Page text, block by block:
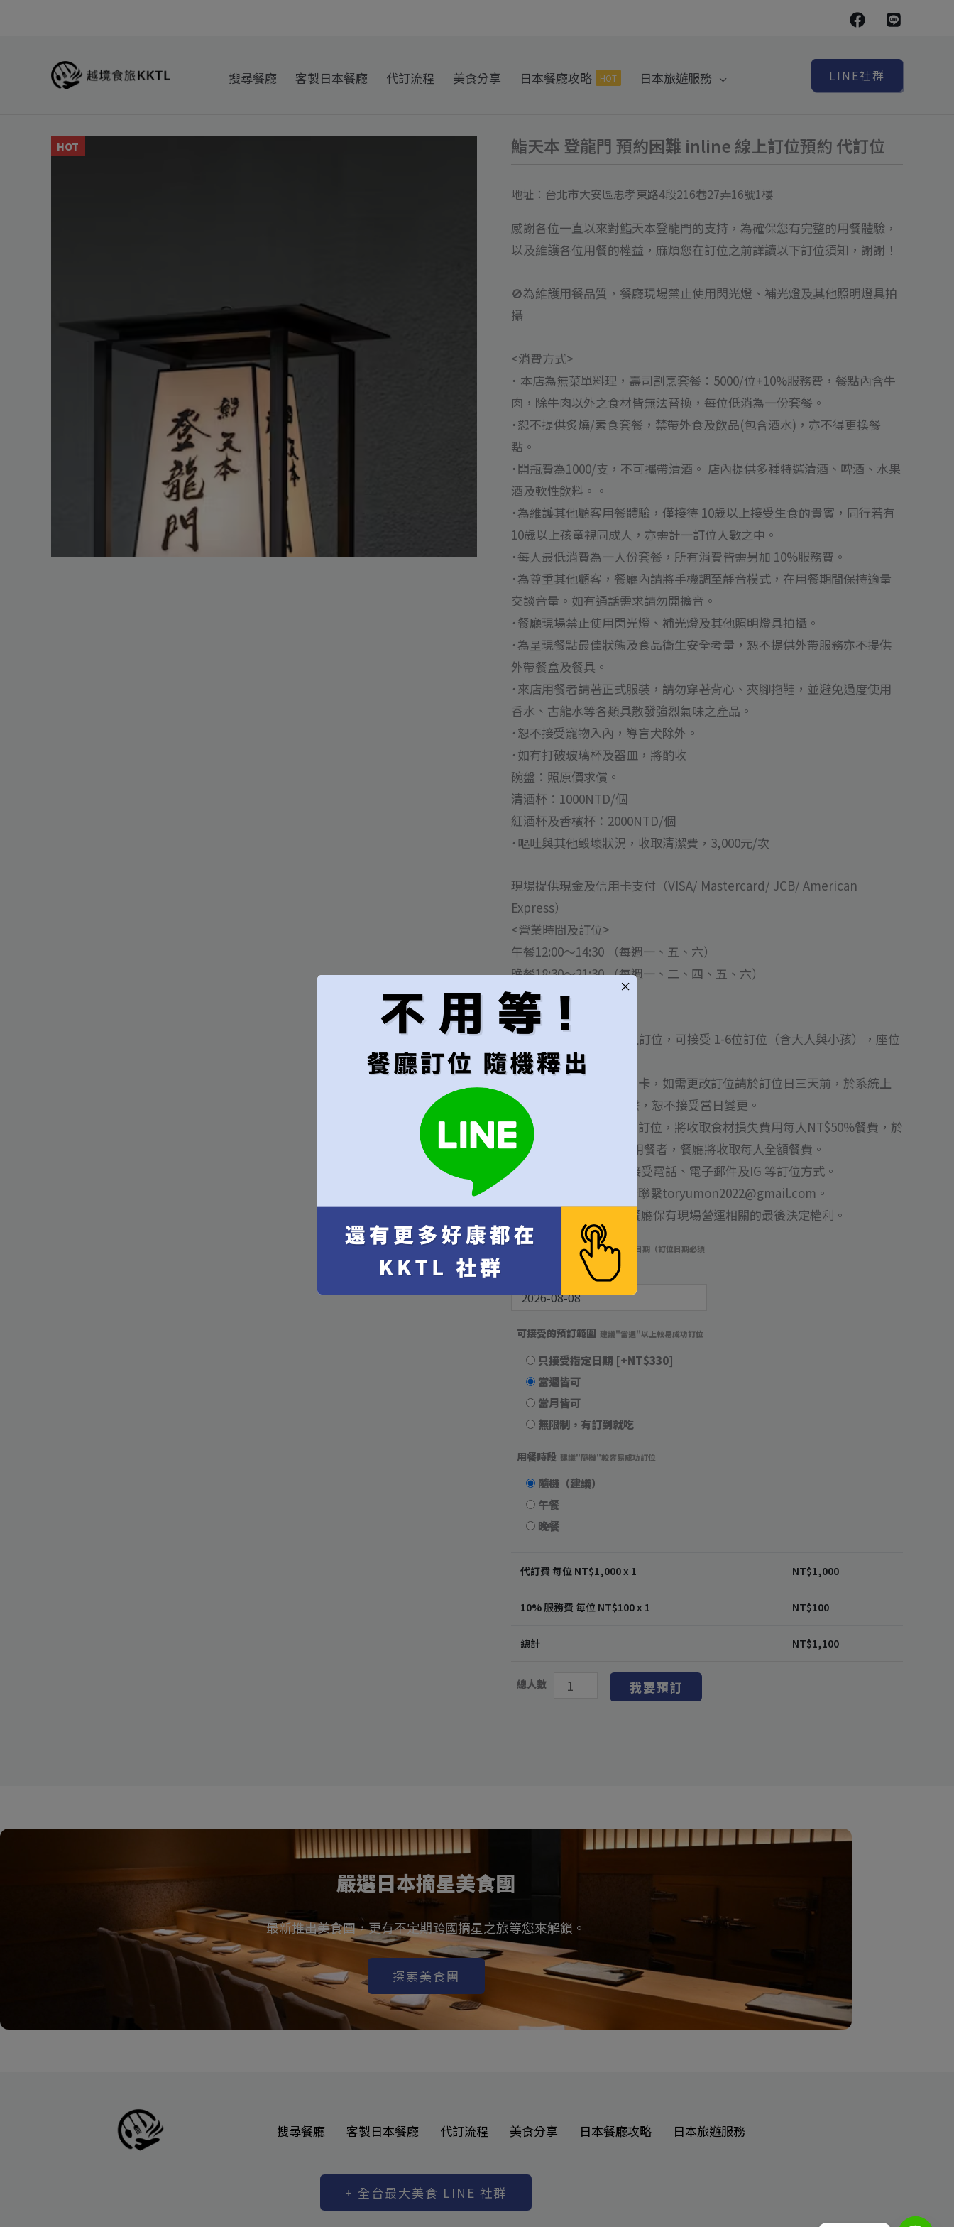
搜尋餐廳 客製日本餐廳 代訂流程 美食分享 日本餐廳攻略 HOT 日本旅遊服務 LINE社群
HOT 鮨天本 登龍門 預約困難 inline 線上訂位預約 代訂位
地址：台北市大安區忠孝東路4段216巷27弄16號1樓
感謝各位一直以來對鮨天本登龍門的支持，為確保您有完整的用餐體驗，
以及維護各位用餐的權益，麻煩您在訂位之前詳讀以下訂位須知，謝謝！
🚫為維護用餐品質，餐廳現場禁止使用閃光燈、補光燈及其他照明燈具拍
攝
<消費方式>
˙ 本店為無菜單料理，壽司割烹套餐：5000/位+10%服務費，餐點內含牛
肉，除牛肉以外之食材皆無法替換，每位低消為一份套餐。
˙恕不提供炙燒/素食套餐，禁帶外食及飲品(包含酒水)，亦不得更換餐
點。
˙開瓶費為1000/支，不可攜帶清酒。 店內提供多種特選清酒、啤酒、水果
酒及軟性飲料。。
˙為維護其他顧客用餐體驗，僅接待 10歲以上接受生食的貴賓，同行若有
10歲以上孩童視同成人，亦需計一訂位人數之中。
˙每人最低消費為一人份套餐，所有消費皆需另加 10%服務費。
˙為尊重其他顧客，餐廳內請將手機調至靜音模式，在用餐期間保持適量
交談音量。如有通話需求請勿開擴音。
˙餐廳現場禁止使用閃光燈、補光燈及其他照明燈具拍攝。
˙為呈現餐點最佳狀態及食品衛生安全考量，恕不提供外帶服務亦不提供
外帶餐盒及餐具。
˙來店用餐者請著正式服裝，請勿穿著背心、夾腳拖鞋，並避免過度使用
香水、古龍水等各類具散發強烈氣味之產品。
˙恕不接受寵物入內，導盲犬除外。
˙如有打破玻璃杯及器皿，將酌收
碗盤：照原價求償。
清酒杯：1000NTD/個
紅酒杯及香檳杯：2000NTD/個
˙嘔吐與其他毀壞狀況，收取清潔費，3,000元/次
現場提供現金及信用卡支付（VISA/ Mastercard/ JCB/ American
Express）
<營業時間及訂位>
午餐12:00～14:30 （每週一、五、六）
晚餐18:30～21:30 （每週一、二、四、五、六）
每週三，日固定公休
˙本餐廳接受30日內線上訂位，可接受 1-6位訂位（含大人與小孩），座位
依現場狀況安排調整。
˙訂位時須預先綁定信用卡，如需更改訂位請於訂位日三天前，於系統上
更動或Email與餐廳聯繫，恕不接受當日變更。
˙於用餐一～三日前取消訂位，將收取食材損失費用每人NT$50%餐費，於
當日臨時取消、未抵達用餐者，餐廳將收取每人全額餐費。
˙ 僅開放線上訂位，不接受電話、電子郵件及IG 等訂位方式。
˙訂位取消扣款事宜，請聯繫toryumon2022@gmail.com。
˙未盡事項或變更， 本餐廳保有現場營運相關的最後決定權利。
首選用餐日期
第一優先的訂位日期（訂位日期必須
大於15天以上，15天內請勿下單）
可接受的預訂範圍 建議"當週"以上較易成功訂位
只接受指定日期 [+NT$330]
當週皆可
當月皆可
無限制，有訂到就吃
用餐時段 建議"隨機"較容易成功訂位
隨機（建議）
午餐
晚餐
代訂費 每位 NT$1,000x 1 NT$1,000
10% 服務費 每位 NT$100x 1 NT$100
總計 NT$1,100
總人數
鮨
本
龍
門
約
inline
線
上
訂
預
約
代
訂
位
數
量
我要預訂
嚴選日本摘星美食團
最新推出美食團，更有不定期跨國摘星之旅等您來解鎖。
探索美食團
搜尋餐廳 客製日本餐廳 代訂流程 美食分享 日本餐廳攻略 日本旅遊服務
+ 全台最大美食 LINE 社群